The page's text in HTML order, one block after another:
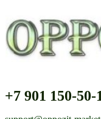
+7 901 150-50-